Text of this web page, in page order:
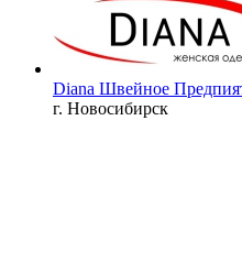
Diana Швейное
г. Новосибирск